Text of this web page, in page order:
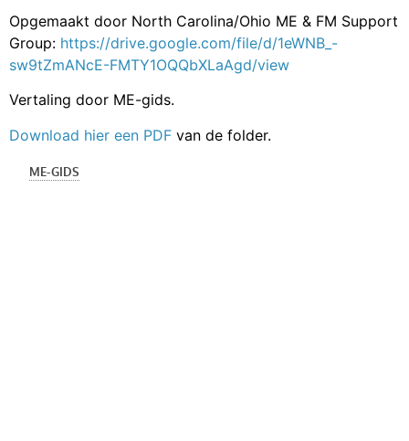
Opgemaakt door North Carolina/Ohio ME & FM Support
Group: https://drive.google.com/file/d/1eWNB_-
sw9tZmANcE-FMTY1OQQbXLaAgd/view
Vertaling door ME-gids.
Download hier een PDF van de folder.